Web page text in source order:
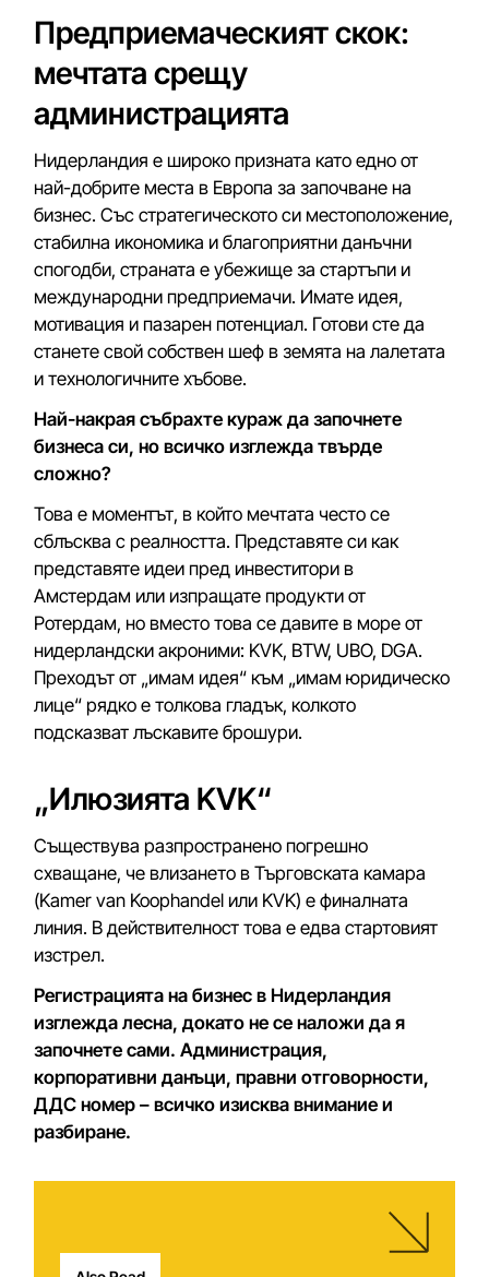
Предприемаческият скок:
мечтата срещу
администрацията
Нидерландия е широко призната като едно от
най-добрите места в Европа за започване на
бизнес. Със стратегическото си местоположение,
стабилна икономика и благоприятни данъчни
спогодби, страната е убежище за стартъпи и
международни предприемачи. Имате идея,
мотивация и пазарен потенциал. Готови сте да
станете свой собствен шеф в земята на лалетата
и технологичните хъбове.
Най-накрая събрахте кураж да започнете
бизнеса си, но всичко изглежда твърде
сложно?
Това е моментът, в който мечтата често се
сблъсква с реалността. Представяте си как
представяте идеи пред инвеститори в
Амстердам или изпращате продукти от
Ротердам, но вместо това се давите в море от
нидерландски акроними: KVK, BTW, UBO, DGA.
Преходът от „имам идея“ към „имам юридическо
лице“ рядко е толкова гладък, колкото
подсказват лъскавите брошури.
„Илюзията KVK“
Съществува разпространено погрешно
схващане, че влизането в Търговската камара
(Kamer van Koophandel или KVK) е финалната
линия. В действителност това е едва стартовият
изстрел.
Регистрацията на бизнес в Нидерландия
изглежда лесна, докато не се наложи да я
започнете сами. Администрация,
корпоративни данъци, правни отговорности,
ДДС номер – всичко изисква внимание и
разбиране.